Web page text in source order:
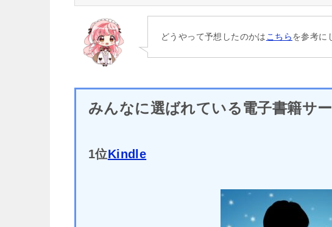
どうやって予想したのかは こちらを参考に
みんなに選ばれている電子書籍サ
1位Kindle